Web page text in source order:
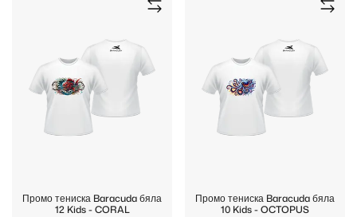
Промо тениска Baracuda бяла
12 Kids - CORAL
Промо тениска Baracuda бяла
10 Kids - OCTOPUS